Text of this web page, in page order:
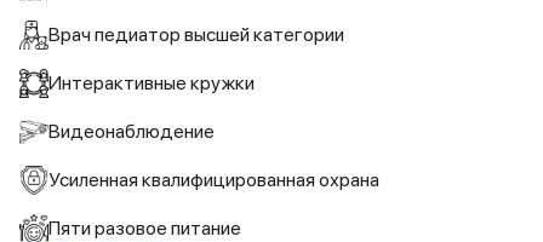
Врач педиатор высшей категории
Интерактивные кружки
Видеонаблюдение
Усиленная квалифицированная охрана
Пяти разовое питание